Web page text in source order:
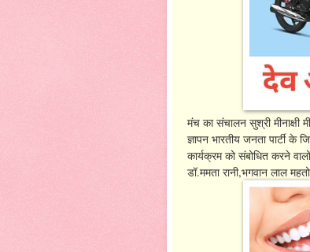
मंच का संचालन सुश्री
ज्ञापन भारतीय जनता पार्टी के
कार्यक्रम को संबोधित करने
डॉ.ममता रानी,भगवान लाल